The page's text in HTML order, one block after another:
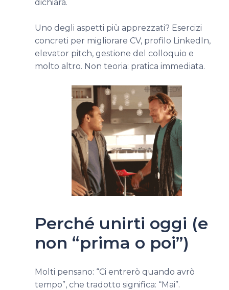
dichiara.
Uno degli aspetti più apprezzati? Esercizi
concreti per migliorare CV, profilo LinkedIn,
elevator pitch, gestione del colloquio e
molto altro. Non teoria: pratica immediata.
Perché unirti oggi (e
non “prima o poi”)
Molti pensano: “Ci entrerò quando avrò
tempo”, che tradotto significa: “Mai”.